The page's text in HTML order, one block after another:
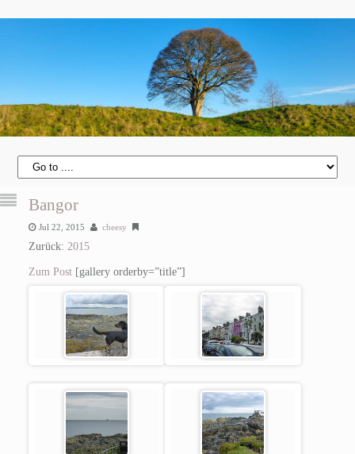
Bangor
Jul 22, 2015 cheesy
Zurück: 2015
Zum Post[gallery orderby=”title”]